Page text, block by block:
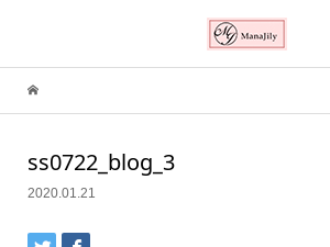
ss0722_blog_3
2020.01.21